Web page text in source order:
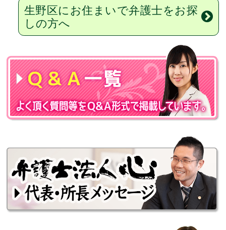
生野区にお住まいで弁護士をお探
しの方へ